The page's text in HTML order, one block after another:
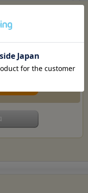
うま味と
た
唯一の技